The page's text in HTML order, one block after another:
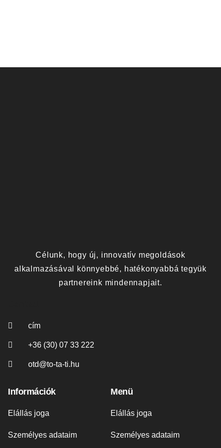
Célunk, hogy új, innovatív megoldások
alkalmazásával könnyebbé, hatékonyabbá tegyük
partnereink mindennapjait.
cím
+36 (30) 07 33 222
otd@to-ta-ti.hu
Információk
Elállás joga
Személyes adataim
Menü
Elállás joga
Személyes adataim